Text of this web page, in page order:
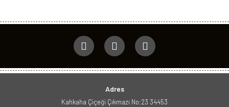
Adres
Kahkaha Çiçeği Çıkmazı No:23 34453